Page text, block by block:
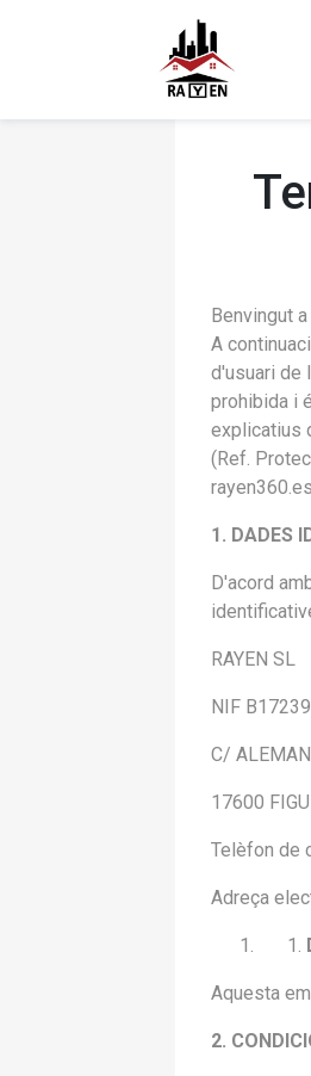
Benvingut
A
d'usuari de
prohibida i
explicatius
(Ref.
1. DADES
D'acord
RAYEN SL
NIF
C/
17600
Telèfon de
Adreça
Aquesta
2.